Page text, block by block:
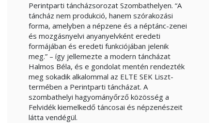
Perintparti táncházsorozat Szombathelyen. “A
táncház nem produkció, hanem szórakozási
forma, amelyben a népzene és a néptánc-zenei
és mozgásnyelvi anyanyelvként eredeti
formájában és eredeti funkciójában jelenik
meg.” – így jellemezte a modern táncházat
Halmos Béla, és e gondolat mentén rendezték
meg sokadik alkalommal az ELTE SEK Liszt-
termében a Perintparti táncházat. A
szombathelyi hagyományőrző közösség a
Felvidék kiemelkedő táncosai és népzenészeit
látta vendégül.